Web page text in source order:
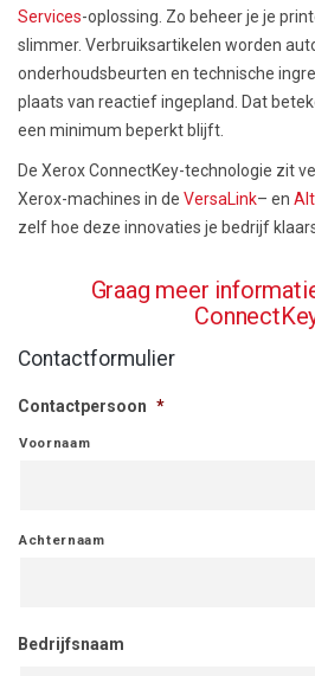
Services-oplossing. Zo beheer je je
slimmer. Verbruiksartikelen worden
onderhoudsbeurten en technische
plaats van reactief ingepland. Dat
een minimum beperkt blijft.
De Xerox ConnectKey-technologie zit
Xerox-machines in de VersaLink– en
zelf hoe deze innovaties je bedrijf
Graag meer
Contactformulier
Contactpersoon *
Voornaam
Achternaam
Bedrijfsnaam